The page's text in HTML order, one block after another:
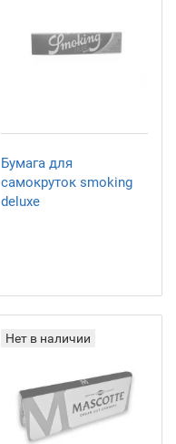
Бумага для
самокруток smoking
deluxe
Нет в наличии